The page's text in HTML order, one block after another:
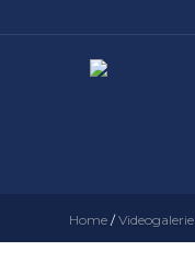
Home /Videogalerie